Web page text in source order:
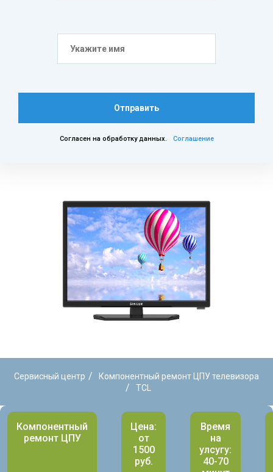
Отправить
Согласен на обработку данных. Соглашение
Сервисный центр / Компонентный ремонт ЦПУ телевизора
/ TCL
Компонентный
ремонт ЦПУ
Цена:
от
1500
руб.
Время
на
улсугу:
40-70